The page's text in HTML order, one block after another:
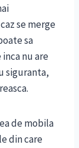
se merge
sa
nu are
siguranta,
de mobila
din care